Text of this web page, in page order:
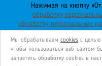
Нажимая на кнопку
обработку
обработку персональных
Мы обрабатываем cookies с целью
чтобы пользоваться веб-сайтом
запретить обработку сookies в